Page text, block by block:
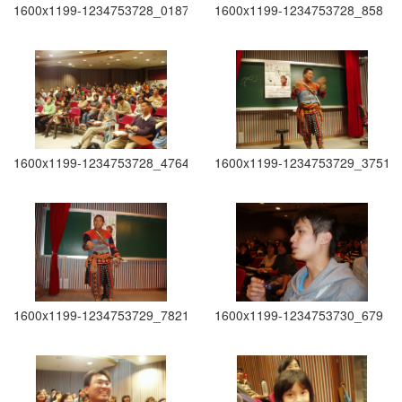
1600x1199-1234753728_0187 1600x1199-1234753728_858
1600x1199-1234753728_4764 1600x1199-1234753729_3751
1600x1199-1234753729_7821 1600x1199-1234753730_679